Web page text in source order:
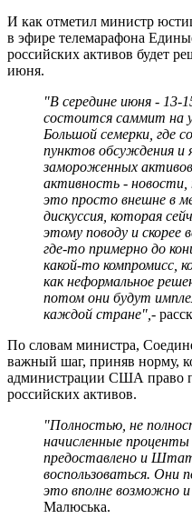
И как отметил министр
в эфире телемарафона
российских активов будет
июня.
"В середине июня - 13-
состоится саммит на
Большой семерки, где
пунктов обсуждения и
замороженных
активность - новости,
это просто внешне в
дискуссия, которая
этому поводу и скорее
где-то примерно до
какой-то компромисс,
как неформальное
потом они будут
каждой стране",-
По словам министра,
важный шаг, приняв норму,
администрации США право
российских активов.
"Полностью, не
начисленные
предоставлено и
воспользоваться. Они
это вполне возможно и
Малюська.